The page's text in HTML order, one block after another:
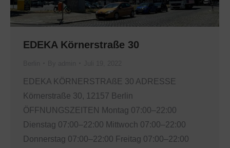
EDEKA Körnerstraße 30
EDEKA KÖRNERSTRAßE 30 ADRESSE
Körnerstraße 30, 12157 Berlin
ÖFFNUNGSZEITEN Montag 07:00–22:00
Dienstag 07:00–22:00 Mittwoch 07:00–22:00
Donnerstag 07:00–22:00 Freitag 07:00–22:00